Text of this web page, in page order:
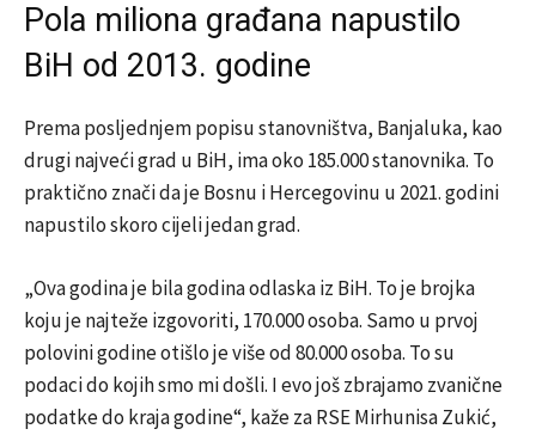
Pola miliona građana napustilo
BiH od 2013. godine
Prema posljednjem popisu stanovništva, Banjaluka, kao
drugi najveći grad u BiH, ima oko 185.000 stanovnika. To
praktično znači da je Bosnu i Hercegovinu u 2021. godini
napustilo skoro cijeli jedan grad.
„Ova godina je bila godina odlaska iz BiH. To je brojka
koju je najteže izgovoriti, 170.000 osoba. Samo u prvoj
polovini godine otišlo je više od 80.000 osoba. To su
podaci do kojih smo mi došli. I evo još zbrajamo zvanične
podatke do kraja godine“, kaže za RSE Mirhunisa Zukić,